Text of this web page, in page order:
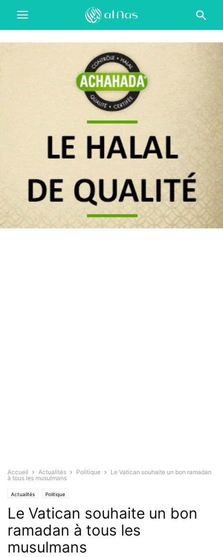
Accueil Actualités Politique
Le Vatican souhaite un bon ramadan
à tous les musulmans
Actualités Politique
Le Vatican souhaite un bon
ramadan à tous les
musulmans